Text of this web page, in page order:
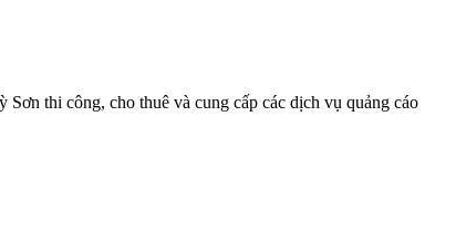
thi công, cho thuê và cung cấp các dịch vụ quảng cáo